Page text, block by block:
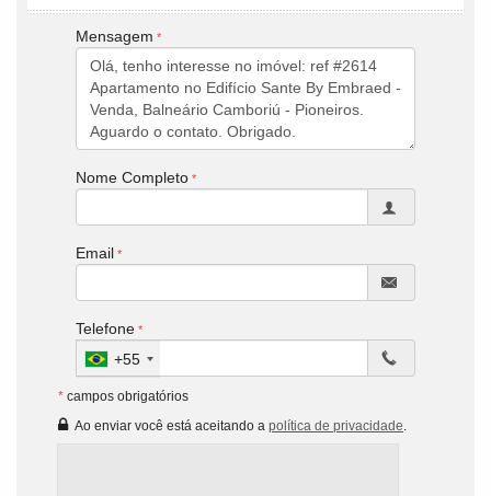
Mensagem
Nome Completo
Email
Telefone
+55
* campos obrigatórios
Ao enviar você está aceitando a política de privacidade